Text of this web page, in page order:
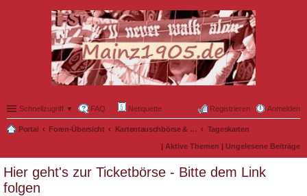
Schnellzugriff ▼ FAQ Netiquette Anmelden
Registrieren
Portal Foren-Übersicht Kartentauschbörse & Mitfahrgelegenheiten Tageskarten
| Aktive Themen | Ungelesene Beiträge
Hier geht's zur Ticketbörse - Bitte dem Link
folgen